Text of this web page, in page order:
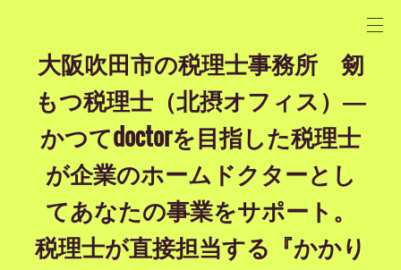
大阪吹田市の税理士事務所 剱
もつ税理士（北摂オフィス）―
かつてdoctorを目指した税理士
が企業のホームドクターとし
てあなたの事業をサポート。
税理士が直接担当する『かかり